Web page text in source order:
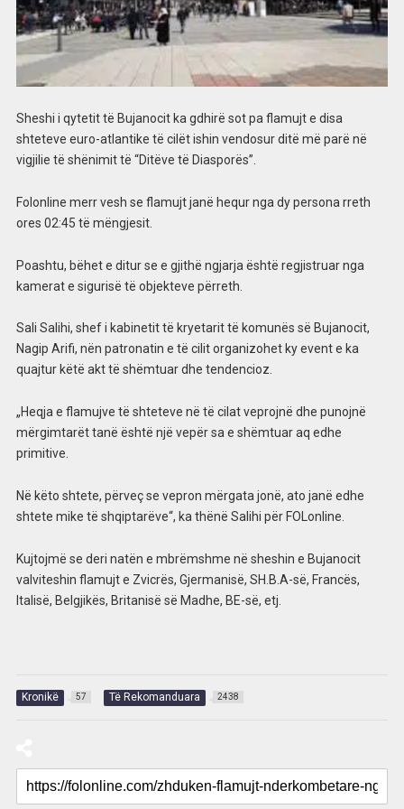
Sheshi i qytetit të Bujanocit ka gdhirë sot pa flamujt e disa
shteteve euro-atlantike të cilët ishin vendosur ditë më parë në
vigjilie të shënimit të “Ditëve të Diasporës”.
Folonline merr vesh se flamujt janë hequr nga dy persona rreth
ores 02:45 të mëngjesit.
Poashtu, bëhet e ditur se e gjithë ngjarja është regjistruar nga
kamerat e sigurisë të objekteve përreth.
Sali Salihi, shef i kabinetit të kryetarit të komunës së Bujanocit,
Nagip Arifi, nën patronatin e të cilit organizohet ky event e ka
quajtur këtë akt të shëmtuar dhe tendencioz.
„Heqja e flamujve të shteteve në të cilat veprojnë dhe punojnë
mërgimtarët tanë është një vepër sa e shëmtuar aq edhe
primitive.
Në këto shtete, përveç se vepron mërgata jonë, ato janë edhe
shtete mike të shqiptarëve“, ka thënë Salihi për FOLonline.
Kujtojmë se deri natën e mbrëmshme në sheshin e Bujanocit
valviteshin flamujt e Zvicrës, Gjermanisë, SH.B.A-së, Francës,
Italisë, Belgjikës, Britanisë së Madhe, BE-së, etj.
Kronikë 57 Të Rekomanduara 2438